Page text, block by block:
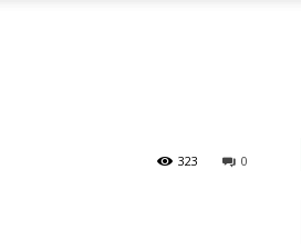
0
323